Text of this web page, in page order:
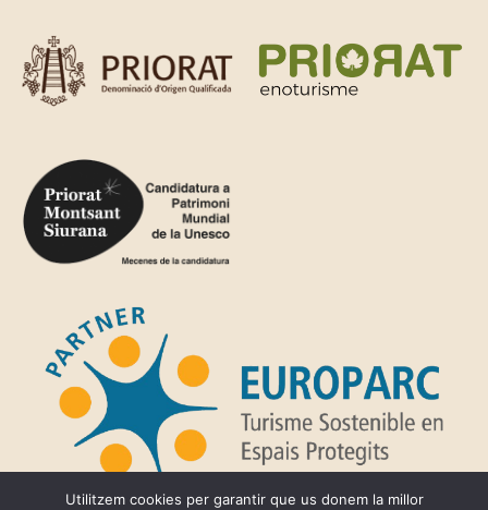
Utilitzem cookies per garantir que us donem la millor